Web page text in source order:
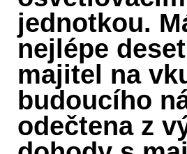
jednotkou.
nejlépe
majitel na
budoucího
odečtena z